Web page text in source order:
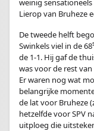
weinig
Lierop van Bruheze
De tweede helft
Swinkels viel in de 68
de 1-1. Hij gaf de
was voor de rest
Er waren nog wat
belangrijke
de lat voor Bruheze
hetzelfde voor SPV
uitploeg die